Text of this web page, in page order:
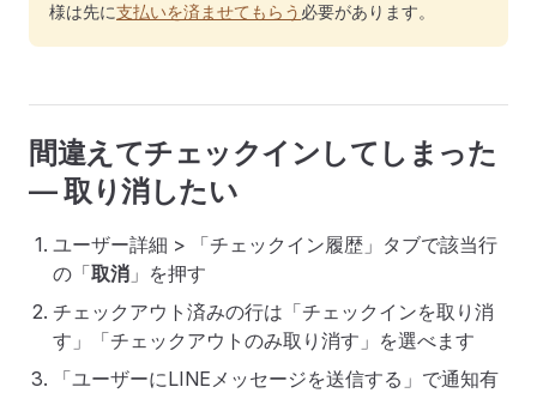
様は先に支払いを済ませてもらう 必要があります。
間違えてチェックインしてしまった
— 取り消したい
ユーザー詳細 > 「チェックイン履歴」タブで該当行
の「取消 」を押す
チェックアウト済みの行は「チェックインを取り消
す」「チェックアウトのみ取り消す」を選べます
「ユーザーにLINEメッセージを送信する」で通知有